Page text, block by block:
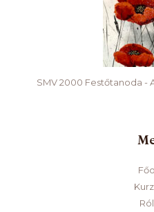
SMV 2000 Festőtanoda -